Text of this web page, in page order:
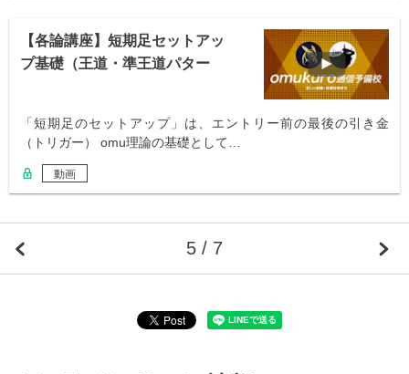
【各論講座】短期足セットアッ
プ基礎（王道・準王道パター
「短期足のセットアップ」は、エントリー前の最後の引き金
（トリガー） omu理論の基礎として…
動画
5 / 7